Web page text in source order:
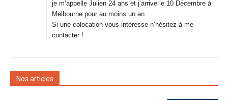
je m’appelle Julien 24 ans et j’arrive le 10 Décembre à
Melbourne pour au moins un an.
Si une colocation vous intéresse n’hésitez à me
contacter !
Nos articles